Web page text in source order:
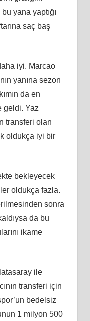
yana yaptığı
saç baş
iyi. Marcao
yanına sezon
da en
geldi. Yaz
transferi olan
oldukça iyi bir
bekleyecek
oldukça fazla.
sonra
da bu
ikame
ile
transferi için
bedelsiz
1 milyon 500